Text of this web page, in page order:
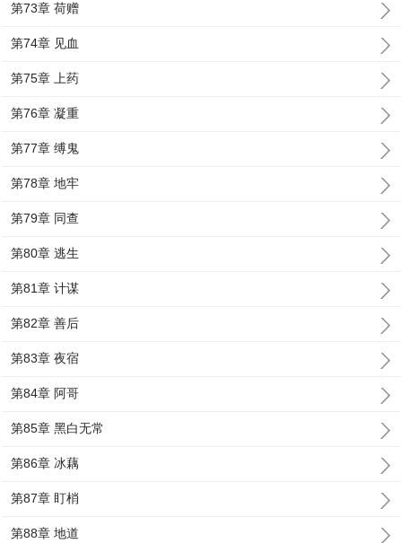
第73章 荷赠
第74章 见血
第75章 上药
第76章 凝重
第77章 缚鬼
第78章 地牢
第79章 同查
第80章 逃生
第81章 计谋
第82章 善后
第83章 夜宿
第84章 阿哥
第85章 黑白无常
第86章 冰藕
第87章 盯梢
第88章 地道